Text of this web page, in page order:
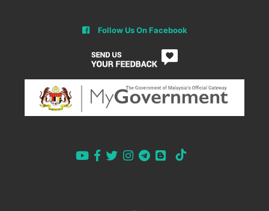
Follow Us On Facebook